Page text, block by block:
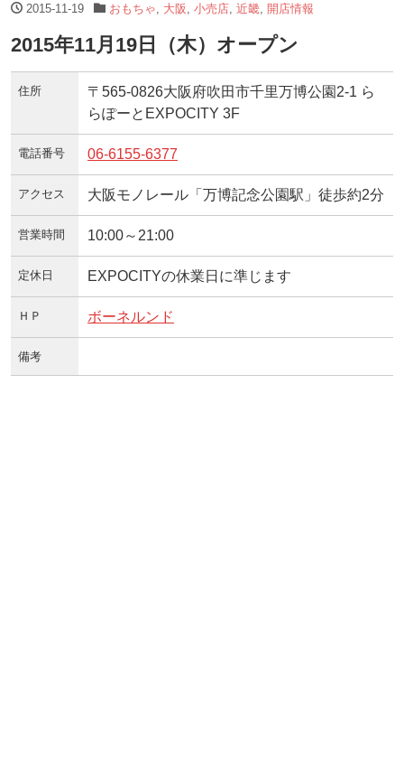
2015-11-19 おもちゃ 大阪 小売店, 近畿, 開店情報
2015年11月19日（木）オープン
住所
〒565-0826大阪府吹田市千里万博公園2-1 ら
らぽーとEXPOCITY 3F
電話番号 06-6155-6377
アクセス 大阪モノレール「万博記念公園駅」徒歩約2分
営業時間 10:00～21:00
定休日 EXPOCITYの休業日に準じます
ＨＰ ボーネルンド
備考